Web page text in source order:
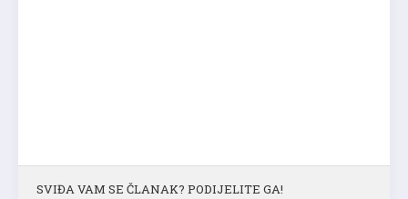
SVIĐA VAM SE ČLANAK? PODIJELITE GA!